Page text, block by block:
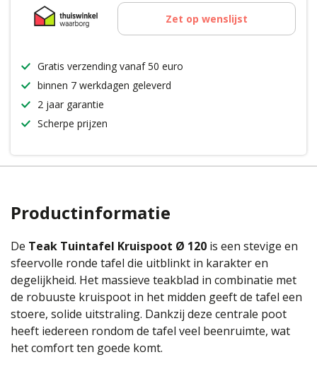
Zet op wenslijst
Gratis verzending vanaf 50 euro
binnen 7 werkdagen geleverd
2 jaar garantie
Scherpe prijzen
Productinformatie
De Teak Tuintafel Kruispoot Ø 120 is een stevige en
sfeervolle ronde tafel die uitblinkt in karakter en
degelijkheid. Het massieve teakblad in combinatie met
de robuuste kruispoot in het midden geeft de tafel een
stoere, solide uitstraling. Dankzij deze centrale poot
heeft iedereen rondom de tafel veel beenruimte, wat
het comfort ten goede komt.